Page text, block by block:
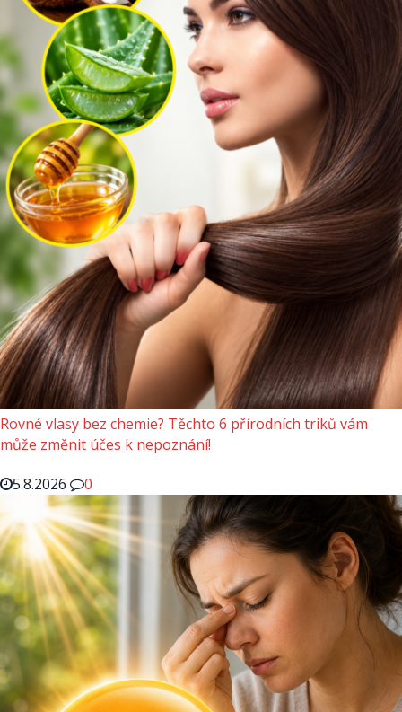
Rovné vlasy bez chemie? Těchto 6 přírodních triků vám
může změnit účes k nepoznání!
5.8.2026
0